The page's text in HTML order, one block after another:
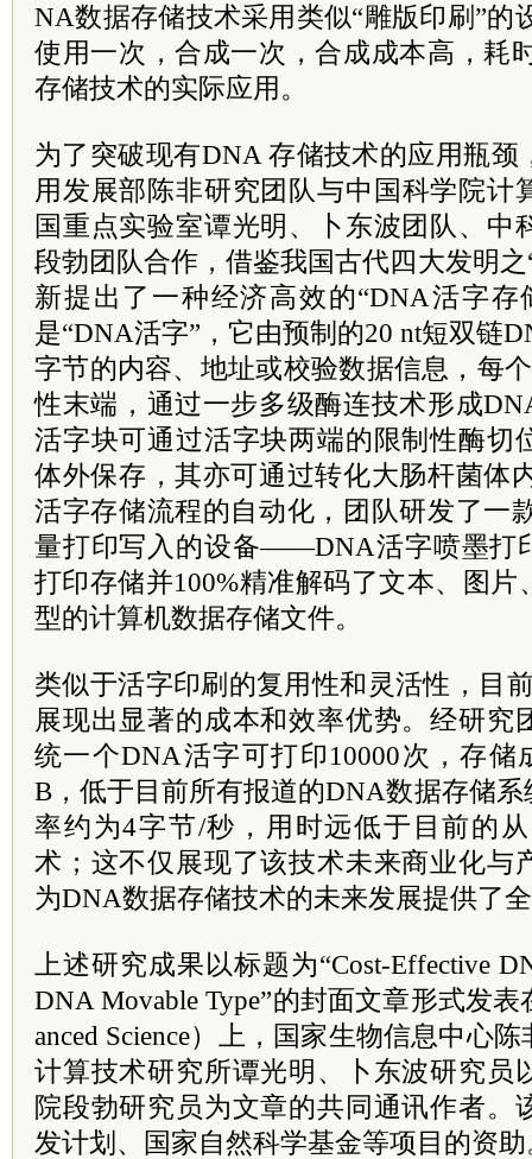
NA数据存储技术采用类似“雕版印刷”的
使用一次，合成一次，合成成本高，耗
存储技术的实际应用。
为了突破现有DNA 存储技术的应用瓶颈
用发展部陈非研究团队与中国科学院计
国重点实验室谭光明、卜东波团队、中
段勃团队合作，借鉴我国古代四大发明
新提出了一种经济高效的“DNA活字存
是“DNA活字”，它由预制的20 nt短双链
字节的内容、地址或校验数据信息，每
性末端，通过一步多级酶连技术形成
活字块可通过活字块两端的限制性酶切
体外保存，其亦可通过转化大肠杆菌体
活字存储流程的自动化，团队研发了一
量打印写入的设备——DNA活字喷墨打
打印存储并100%精准解码了文本、图
型的计算机数据存储文件。
类似于活字印刷的复用性和灵活性，目
展现出显著的成本和效率优势。经研究
统一个DNA活字可打印10000次，存储
B，低于目前所有报道的DNA数据存储
率约为4字节/秒，用时远低于目前的
术；这不仅展现了该技术未来商业化与
为DNA数据存储技术的未来发展提供了
上述研究成果以标题为“Cost-Effective
DNA Movable Type”的封面文章形式发
anced Science）上，国家生物信息中心
计算技术研究所谭光明、卜东波研究员
院段勃研究员为文章的共同通讯作者。
发计划、国家自然科学基金等项目的资助